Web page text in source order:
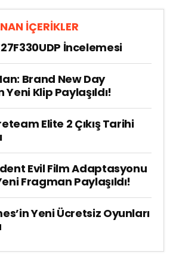
İÇERİKLER
İncelemesi
Brand New Day
Yeni Klip Paylaşıldı!
Elite 2 Çıkış Tarihi
Evil Film Adaptasyonu
Fragman Paylaşıldı!
Yeni Ücretsiz Oyunları